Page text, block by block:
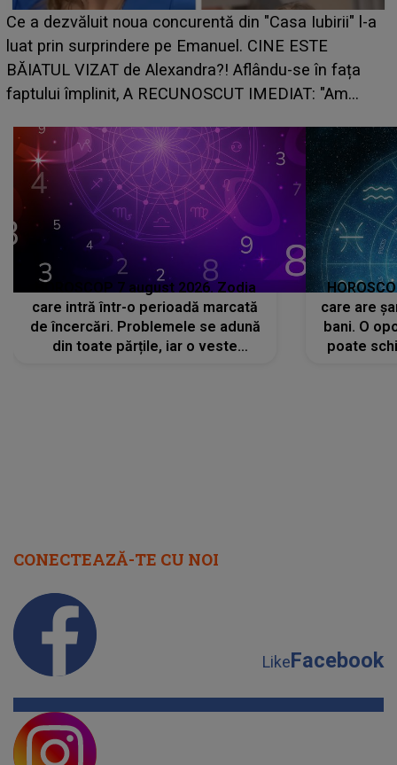
Iubirii" l-a
în fața
"Am
HOROSCOP de weekend, 8-9 august
care riscă să rămână fără bani. O decizie
grabă îi aduce pierderi semnificative și îi
planurile peste cap
HOROSCOP 7 august 2026. Zodia
care intră într-o perioadă marcată
de încercări. Problemele se adună
din toate părțile, iar o veste
care are
bani. O
poate
CONECTEAZĂ-TE CU NOI
LikeFacebook